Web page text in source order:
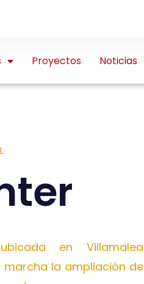
Proyectos Noticias
en Villamalea
la ampliación de